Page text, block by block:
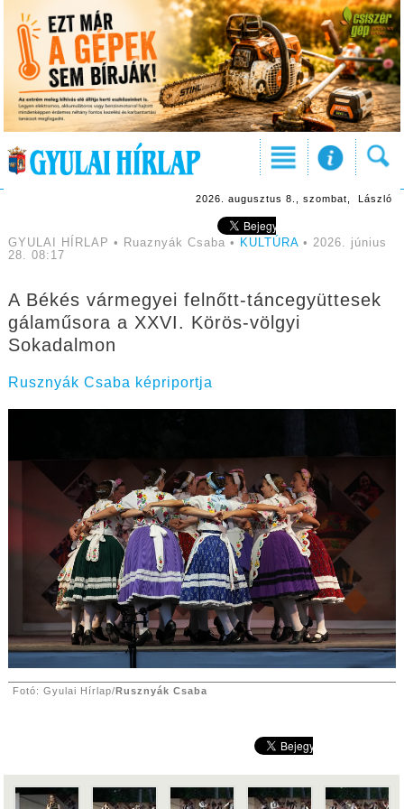
2026. augusztus 8., szombat, László
GYULAI HÍRLAP • Ruaznyák Csaba • KULTÚRA• 2026. június
28. 08:17
A Békés vármegyei felnőtt-táncegyüttesek
gálaműsora a XXVI. Körös-völgyi
Sokadalmon
Rusznyák Csaba képriportja
Fotó: Gyulai Hírlap/Rusznyák Csaba